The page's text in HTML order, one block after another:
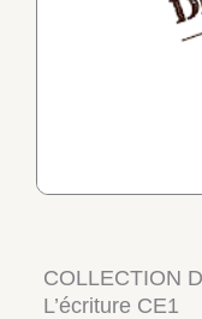
COLLECTION
L’écriture CE1